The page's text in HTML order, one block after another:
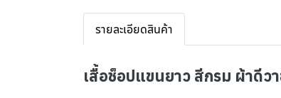
รายละเอียดสินค้า
เสื้อช็อปแขนยาว สีกรม ผ้าดีว